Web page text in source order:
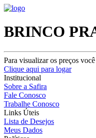
BRINCO
Para visualizar os preços
Clique aqui para logar
Institucional
Sobre a Safira
Fale Conosco
Trabalhe Conosco
Links Úteis
Lista de Desejos
Meus Dados